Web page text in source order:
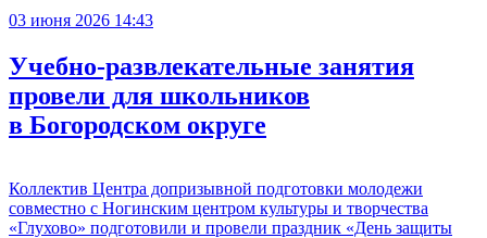
03 июня 2026 14:43
Учебно-развлекательные занятия
провели для школьников
в Богородском округе
Коллектив Центра допризывной подготовки молодежи
совместно с Ногинским центром культуры и творчества
«Глухово» подготовили и провели праздник «День защиты